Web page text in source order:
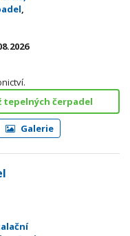
,
tepelných čerpadel
Galerie